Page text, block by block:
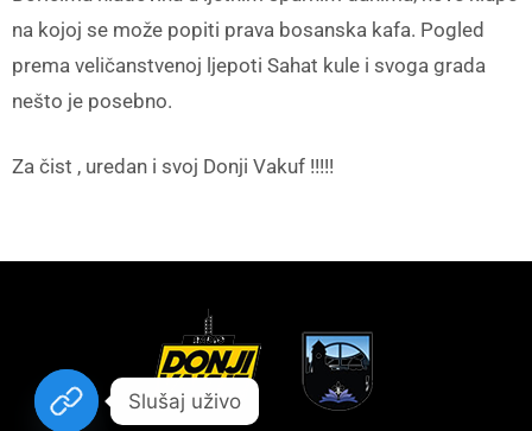
na kojoj se može popiti prava bosanska kafa. Pogled
prema veličanstvenoj ljepoti Sahat kule i svoga grada
nešto je posebno.
Za čist , uredan i svoj Donji Vakuf !!!!!
Slušaj uživo